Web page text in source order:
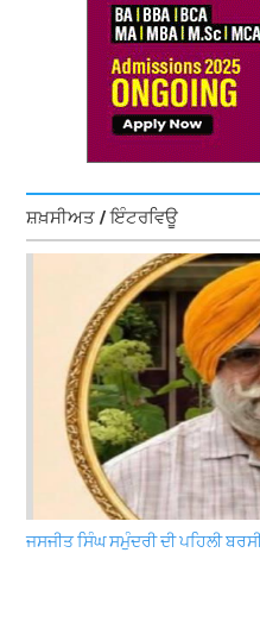
ਸ਼ਖ਼ਸੀਅਤ / ਇੰਟਰਵਿਊ
ਜਸਜੀਤ ਸਿੰਘ ਸਮੁੰਦਰੀ ਦੀ ਪਹਿਲੀ